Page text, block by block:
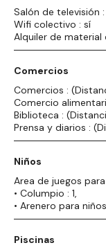
Salón de televisión
Wifi colectivo : sí
Alquiler de material
Comercios
Comercios :
Comercio
Biblioteca :
Prensa y diarios :
Niños
Area de juegos
• Columpio : 1,
• Arenero para niños
Piscinas